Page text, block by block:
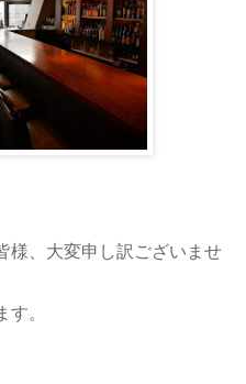
様、大変申し訳ございませ
。